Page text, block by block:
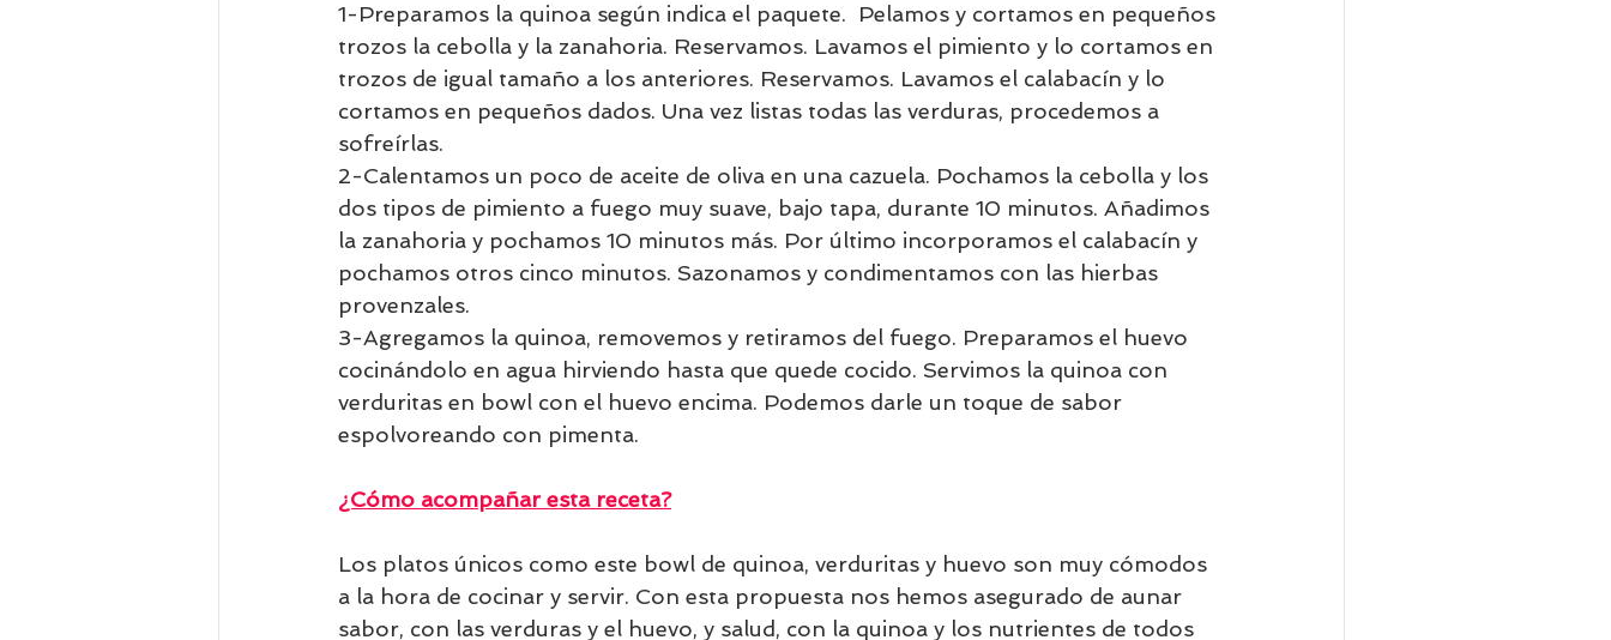
1-Preparamos la quinoa según indica el paquete.  Pelamos y cortamos en pequeños
trozos la cebolla y la zanahoria. Reservamos. Lavamos el pimiento y lo cortamos en
trozos de igual tamaño a los anteriores. Reservamos. Lavamos el calabacín y lo
cortamos en pequeños dados. Una vez listas todas las verduras, procedemos a
sofreírlas.
2-Calentamos un poco de aceite de oliva en una cazuela. Pochamos la cebolla y los
dos tipos de pimiento a fuego muy suave, bajo tapa, durante 10 minutos. Añadimos
la zanahoria y pochamos 10 minutos más. Por último incorporamos el calabacín y
pochamos otros cinco minutos. Sazonamos y condimentamos con las hierbas
provenzales.
3-Agregamos la quinoa, removemos y retiramos del fuego. Preparamos el huevo
cocinándolo en agua hirviendo hasta que quede cocido. Servimos la quinoa con
verduritas en bowl con el huevo encima. Podemos darle un toque de sabor
espolvoreando con pimenta.
¿Cómo acompañar esta receta?
Los platos únicos como este bowl de quinoa, verduritas y huevo son muy cómodos
a la hora de cocinar y servir. Con esta propuesta nos hemos asegurado de aunar
sabor, con las verduras y el huevo, y salud, con la quinoa y los nutrientes de todos